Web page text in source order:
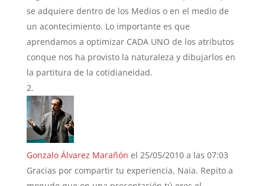
se adquiere dentro de los Medios o en el medio de
un acontecimiento. Lo importante es que
aprendamos a optimizar CADA UNO de los atributos
conque nos ha provisto la naturaleza y dibujarlos en
la partitura de la cotidianeidad.
Gonzalo Álvarez Marañón el 25/05/2010 a las 07:03
Gracias por compartir tu experiencia, Naia. Repito a